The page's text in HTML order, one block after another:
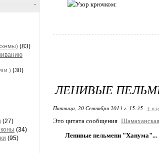
-
(83)
) (30)
(27)
(34)
(95)
ЛЕНИВЫЕ
Пятница, 20 Сентября 2013 г. 15:35 + в
Это цитата сообщения
Ленивые пельмени "Ханума"...